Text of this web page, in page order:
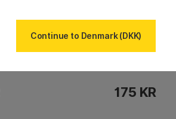
175 KR
Continue to Denmark (DKK)